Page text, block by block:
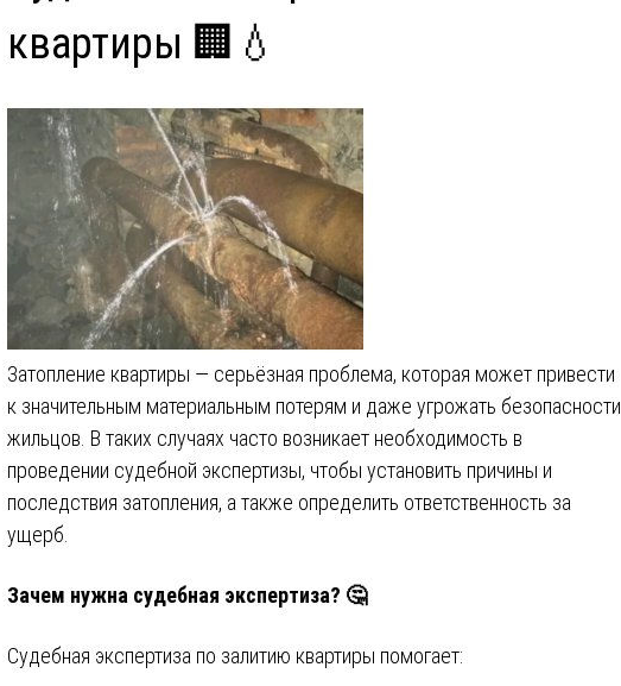
квартиры 🏢💧
Затопление квартиры — серьёзная проблема, которая может привести
к значительным материальным потерям и даже угрожать безопасности
жильцов. В таких случаях часто возникает необходимость в
проведении судебной экспертизы, чтобы установить причины и
последствия затопления, а также определить ответственность за
ущерб.
Зачем нужна судебная экспертиза? 🤔
Судебная экспертиза по залитию квартиры помогает: